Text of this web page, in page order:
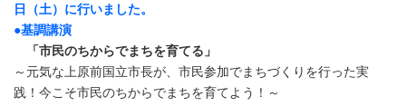
日（土）に行いました。
●基調講演
「市民のちからでまちを育てる」
～元気な上原前国立市長が、市民参加でまちづくりを行った実
践！今こそ市民のちからでまちを育てよう！～